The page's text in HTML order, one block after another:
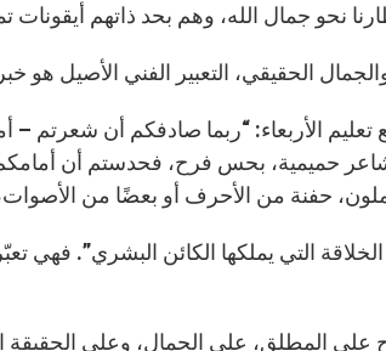
الأربعاء: “ربما صادفكم أن شعرتم –
حميمية، بحس فرح، فحدستم أن
الخلاقة التي يملكها الكائن البشري”. فهي